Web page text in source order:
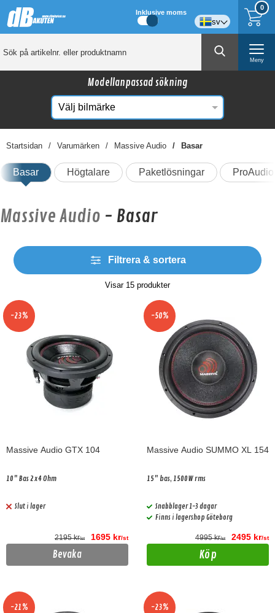
0
Inklusive moms
sv
Meny
Modellanpassad sökning
Startsidan Varumärken Massive Audio Basar
Basar Högtalare Paketlösningar ProAudio
Massive Audio - Basar
Filtrera & sortera
Visar 15 produkter
-23%
Massive Audio GTX 104
10" Bas 2x4 Ohm
Slut i lager
2195 kr/st 1695 kr/st
Bevaka
-50%
Massive Audio SUMMO XL 154
15" bas, 1500W rms
Snabblager 1-3 dagar
Finns i lagershop Göteborg
4995 kr/st 2495 kr/st
Köp
-21% -23%